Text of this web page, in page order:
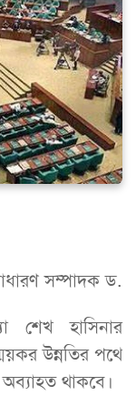
সম্পাদক ড.
শেখ হাসিনার
উন্নতির পথে
থাকবে।